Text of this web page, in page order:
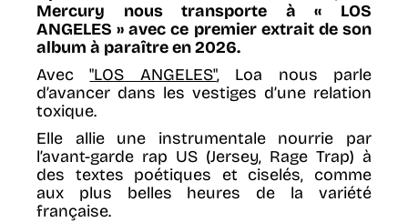
Mercury nous transporte à « LOS
ANGELES » avec ce premier extrait de son
album à paraître en 2026.
Avec"LOS ANGELES", Loa nous parle
d’avancer dans les vestiges d’une relation
toxique.
Elle allie une instrumentale nourrie par
l’avant-garde rap US (Jersey, Rage Trap) à
des textes poétiques et ciselés, comme
aux plus belles heures de la variété
française.